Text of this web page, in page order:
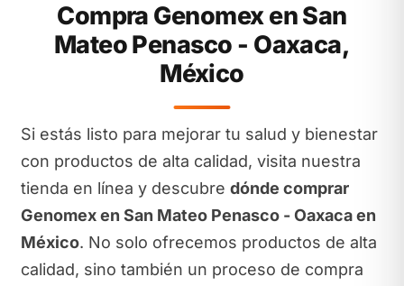
Compra Genomex en San
Mateo Penasco - Oaxaca,
México
Si estás listo para mejorar tu salud y bienestar
con productos de alta calidad, visita nuestra
tienda en línea y descubre dónde comprar
Genomex en San Mateo Penasco - Oaxaca en
México. No solo ofrecemos productos de alta
calidad, sino también un proceso de compra